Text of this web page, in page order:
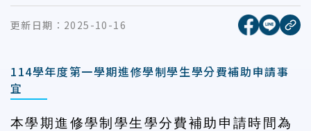
更新日期： 2025-10-16 [另開新
[另開
複
114學年度第一學期進修學制學生學分費補助申請事
宜
本學期進修學制學生 學分費補助 申請時間為